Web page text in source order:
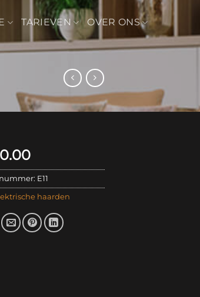
TARIEVEN OVER ONS
E11
haarden